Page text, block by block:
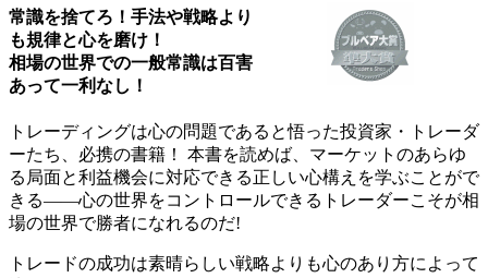
常識を捨てろ！手法や戦略より
も規律と心を磨け！
相場の世界での一般常識は百害
あって一利なし！
トレーディングは心の問題であると悟った投資家・トレーダ
ーたち、必携の書籍！ 本書を読めば、マーケットのあらゆ
る局面と利益機会に対応できる正しい心構えを学ぶことがで
きる――心の世界をコントロールできるトレーダーこそが相
場の世界で勝者になれるのだ!
トレードの成功は素晴らしい戦略よりも心のあり方によって